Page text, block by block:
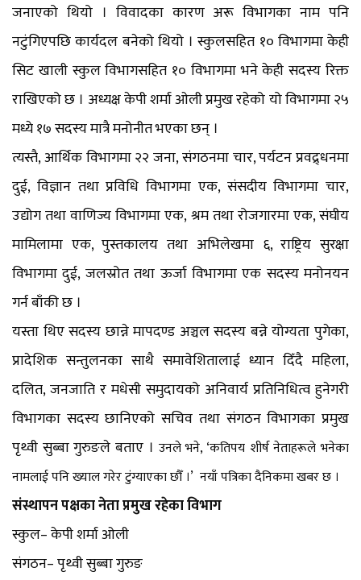
जनाएको थियो । विवादका कारण अरू विभागका नाम पनि
नटुंगिएपछि कार्यदल बनेको थियो । स्कुलसहित १० विभागमा केही
सिट खाली स्कुल विभागसहित १० विभागमा भने केही सदस्य रिक्त
राखिएको छ । अध्यक्ष केपी शर्मा ओली प्रमुख रहेको यो विभागमा २५
मध्ये १७ सदस्य मात्रै मनोनीत भएका छन् ।
त्यस्तै, आर्थिक विभागमा २२ जना, संगठनमा चार, पर्यटन प्रवद्र्धनमा
दुई, विज्ञान तथा प्रविधि विभागमा एक, संसदीय विभागमा चार,
उद्योग तथा वाणिज्य विभागमा एक, श्रम तथा रोजगारमा एक, संघीय
मामिलामा एक, पुस्तकालय तथा अभिलेखमा ६, राष्ट्रिय सुरक्षा
विभागमा दुई, जलस्रोत तथा ऊर्जा विभागमा एक सदस्य मनोनयन
गर्न बाँकी छ ।
यस्ता थिए सदस्य छान्ने मापदण्ड अञ्चल सदस्य बन्ने योग्यता पुगेका,
प्रादेशिक सन्तुलनका साथै समावेशितालाई ध्यान दिँदै महिला,
दलित, जनजाति र मधेसी समुदायको अनिवार्य प्रतिनिधित्व हुनेगरी
विभागका सदस्य छानिएको सचिव तथा संगठन विभागका प्रमुख
पृथ्वी सुब्बा गुरुङले बताए । उनले भने, ‘कतिपय शीर्ष नेताहरूले भनेका
नामलाई पनि ख्याल गरेर टुंग्याएका छौँ ।’ नयाँ पत्रिका दैनिकमा खबर छ ।
संस्थापन पक्षका नेता प्रमुख रहेका विभाग
स्कुल– केपी शर्मा ओली
संगठन– पृथ्वी सुब्बा गुरुङ